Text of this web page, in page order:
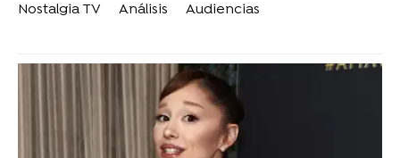
Nostalgia TV
Análisis Audiencias